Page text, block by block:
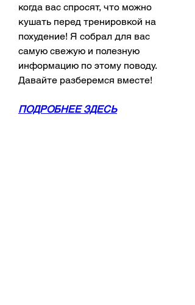
когда вас спросят, что можно
кушать перед тренировкой на
похудение! Я собрал для вас
самую свежую и полезную
информацию по этому поводу.
Давайте разберемся вместе!
ПОДРОБНЕЕ ЗДЕСЬ